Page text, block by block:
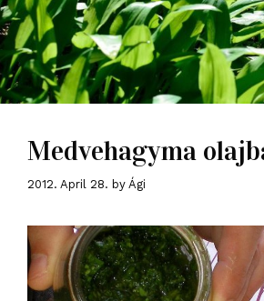
Medvehagyma
2012. April 28. by Ági